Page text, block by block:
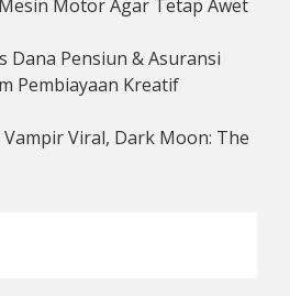
Motor Agar Tetap Awet
Dana Pensiun & Asuransi
Pembiayaan Kreatif
Viral, Dark Moon: The